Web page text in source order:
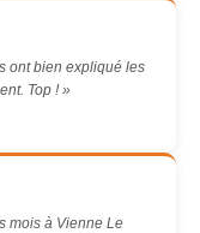
ont bien expliqué les
Top ! »
mois à Vienne Le